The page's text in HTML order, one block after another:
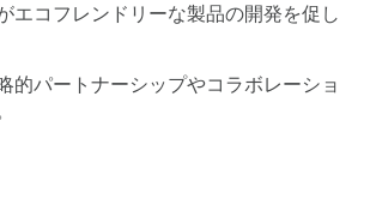
エコフレンドリーな製品の開発を促し
的パートナーシップやコラボレーショ